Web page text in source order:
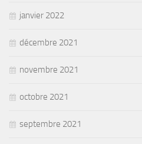
janvier 2022
décembre 2021
novembre 2021
octobre 2021
septembre 2021